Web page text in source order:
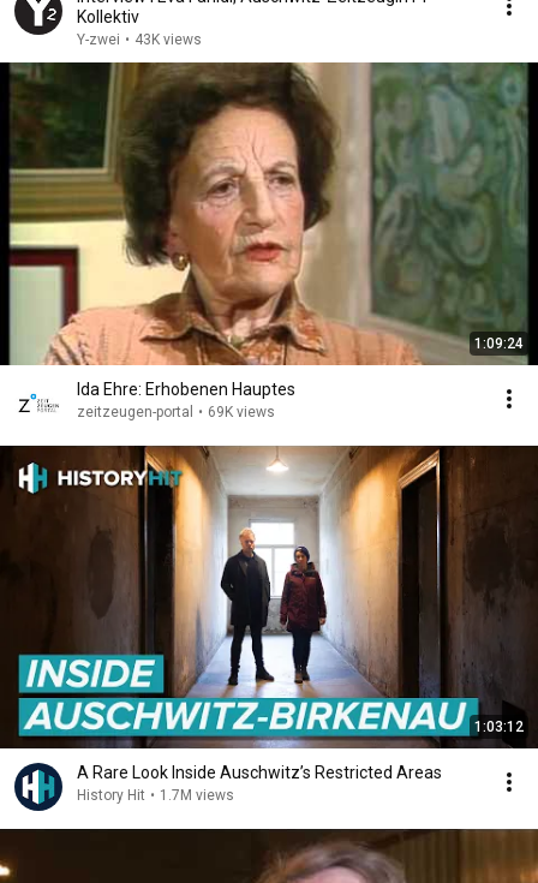
Kollektiv
Y-zwei • 43K views
1:09:24
Ida Ehre: Erhobenen Hauptes
zeitzeugen-portal • 69K views
1:03:12
A Rare Look Inside Auschwitz’s Restricted Areas
History Hit • 1.7M views